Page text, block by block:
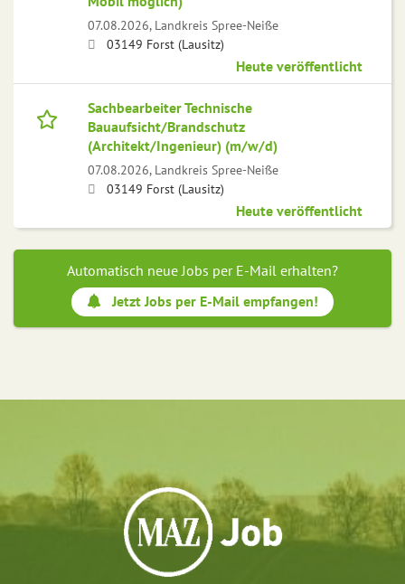
07.08.2026, Landkreis Spree-Neiße
03149 Forst (Lausitz)
Heute veröffentlicht
Sachbearbeiter Technische
Bauaufsicht/Brandschutz
(Architekt/Ingenieur) (m/w/d)
07.08.2026, Landkreis Spree-Neiße
03149 Forst (Lausitz)
Heute veröffentlicht
Automatisch neue Jobs per E-Mail erhalten?
Jetzt Jobs per E-Mail empfangen!